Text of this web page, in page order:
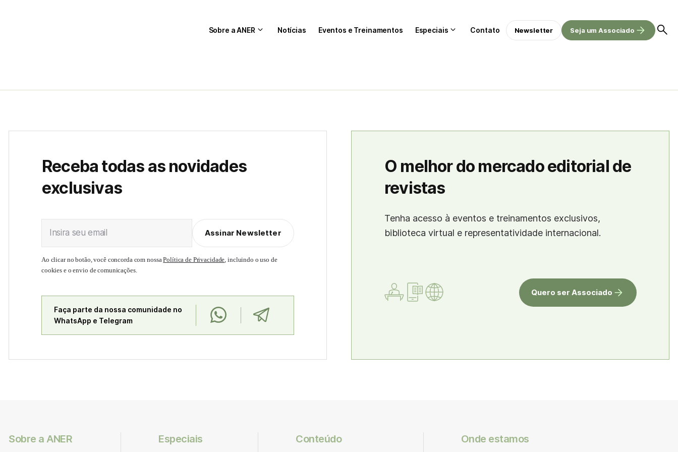
Sobre a ANER Notícias Eventos e Treinamentos Especiais Contato Newsletter Seja um Associado
Receba todas as novidades
exclusivas
Insira seu email Assinar Newsletter
Ao clicar no botão, você concorda com nossaPolítica de Privacidade, incluindo o uso de
cookies e o envio de comunicações.
Faça parte da nossa comunidade no
WhatsApp e Telegram
O melhor do mercado editorial de
revistas
Tenha acesso à eventos e treinamentos exclusivos,
biblioteca virtual e representatividade internacional.
Quero ser Associado
Sobre a ANER Especiais Conteúdo Onde estamos